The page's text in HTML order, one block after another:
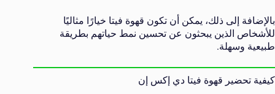
بالإضافة إلى ذلك، يمكن أن تكون قهوة فيتا خيارًا مثاليًا
للأشخاص الذين يبحثون عن تحسين نمط حياتهم بطريقة
طبيعية وسهلة.
كيفية تحضير قهوة فيتا دي إكس إن